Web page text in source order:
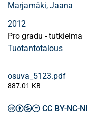
Marjamäki, Jaana
2012
Pro gradu - tutkielma
Tuotantotalous
osuva_5123.pdf
887.01 KB
CC BY-NC-